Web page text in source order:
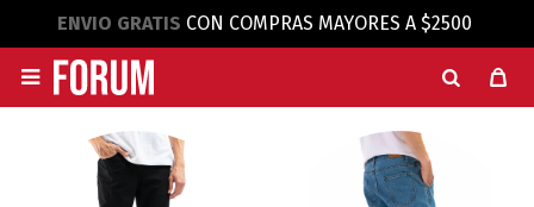
ENVIO GRATIS CON COMPRAS MAYORES A $2500
